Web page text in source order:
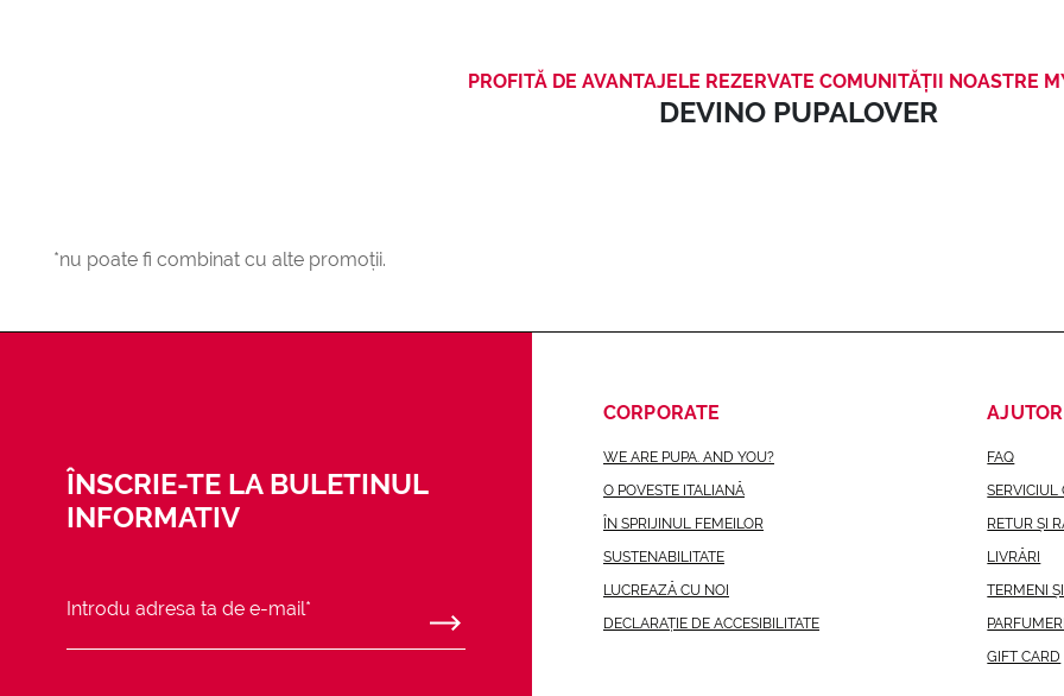
PROFITĂ DE AVANTAJELE REZERVATE COMUNITĂȚII NOASTRE
DEVINO PUPALOVER
15% REDUCERE
cadoul nostru de bun venit.
CADOU SPECIAL
Un cadou special la prima ta
LA MULȚI ANI
Cu siguranță, nu uităm de
*nu poate fi combinat cu alte promoții.
ÎNSCRIE-TE LA BULETINUL
INFORMATIV
CORPORATE
WE ARE PUPA. AND YOU?
O POVESTE ITALIANĂ
ÎN SPRIJINUL FEMEILOR
SUSTENABILITATE
LUCREAZĂ CU NOI
DECLARAȚIE DE ACCESIBILITATE
AJUTOR
FAQ
SERVICIUL
RETUR ȘI
LIVRĂRI
TERMENI
GIFT CARD